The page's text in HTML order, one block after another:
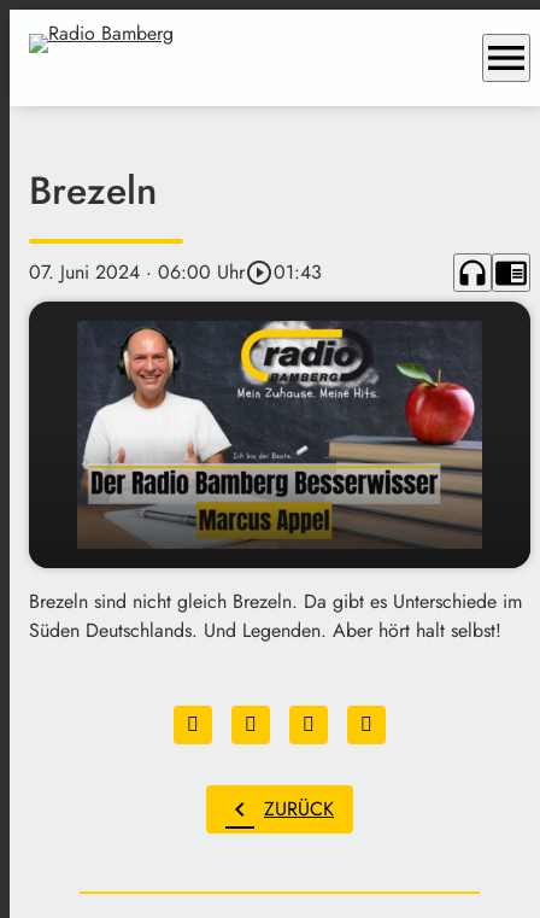
menu
Brezeln
07. Juni 2024 · 06:00 Uhrplay_circle_outline01:43 headphones chrome_reader_mode
play_arrow Brezeln
Brezeln sind nicht gleich Brezeln. Da gibt es Unterschiede im
Süden Deutschlands. Und Legenden. Aber hört halt selbst!
chevron_left ZURÜCK